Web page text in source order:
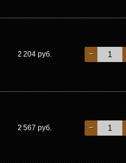
2 204 руб. −
2 567 руб. −